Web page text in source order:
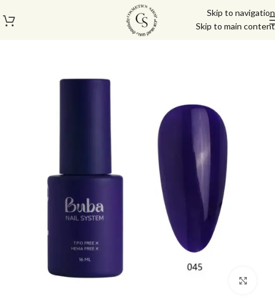
Skip to navigation
Skip to main content